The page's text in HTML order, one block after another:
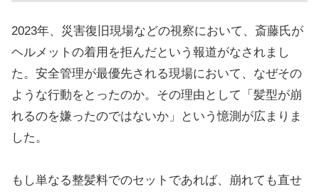
2023年、災害復旧現場などの視察において、斎藤氏が
ヘルメットの着用を拒んだという報道がなされまし
た。安全管理が最優先される現場において、なぜその
ような行動をとったのか。その理由として「髪型が崩
れるのを嫌ったのではないか」という憶測が広まりま
した。
もし単なる整髪料でのセットであれば、崩れても直せ